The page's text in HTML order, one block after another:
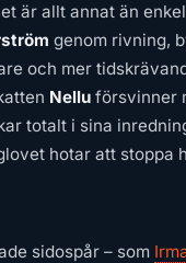
är allt annat än
genom rivning,
och mer
Nellu försvinner
totalt i sina
hotar att stoppa
sidospår – som